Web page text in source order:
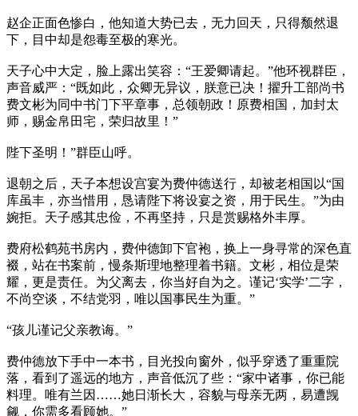
赵企正面色惨白，他知道大势已去，无力回天，只得颓然退
下，目中却是怨毒至极的寒光。
天子心中大定，脸上露出笑容：“王爱卿请起。”他环视群臣，
声音威严：“既如此，众卿无异议，朕意已决！擢升工部尚书
费文彬为同中书门下平章事，总领朝政！原费相国，加封太
师，赐金帛田宅，荣归故里！”
陛下圣明！”群臣山呼。
退朝之后，天子本想设宫宴为费仲德送行，却被老相国以“国
库虽丰，亦当惜用，恳请陛下将设宴之资，用于民生。”为由
婉拒。天子感其忠俭，不再坚持，只是赏赐格外丰厚。
费府松鹤苑书房内，费仲德卸下官袍，换上一身寻常的深色直
裰，站在书案前，慢条斯理地整理着书籍。文彬，相位是荣
耀，更是责任。为父离去，你当好自为之。谨记‘实学’二字，
不尚空谈，不结党羽，唯以国事民生为重。”
“孩儿谨记父亲教诲。”
费仲德放下手中一本书，目光投向窗外，似乎穿透了重重院
落，看到了遥远的地方，声音低沉了些：“家中诸事，你已能
料理。唯有兰因……她日渐长大，容貌与母亲无两，易遭觊
觎，你需多看顾她。”